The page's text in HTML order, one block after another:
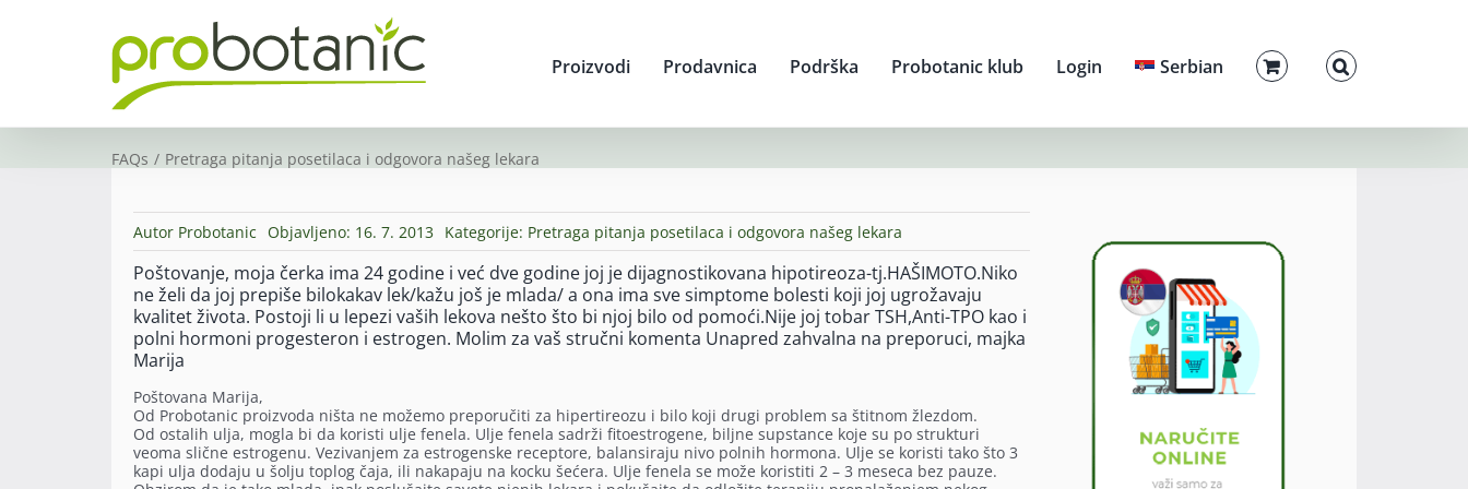
Proizvodi Prodavnica Podrška Probotanic klub Login Serbian
FAQs Pretraga pitanja posetilaca i odgovora našeg lekara
Autor Probotanic Objavljeno: 16. 7. 2013 Kategorije: Pretraga pitanja posetilaca i odgovora našeg lekara
Poštovanje, moja čerka ima 24 godine i već dve godine joj je dijagnostikovana hipotireoza-tj.HAŠIMOTO.Niko
ne želi da joj prepiše bilokakav lek/kažu još je mlada/ a ona ima sve simptome bolesti koji joj ugrožavaju
kvalitet života. Postoji li u lepezi vaših lekova nešto što bi njoj bilo od pomoći.Nije joj tobar TSH,Anti-TPO kao i
polni hormoni progesteron i estrogen. Molim za vaš stručni komenta Unapred zahvalna na preporuci, majka
Marija
Poštovana Marija,
Od Probotanic proizvoda ništa ne možemo preporučiti za hipertireozu i bilo koji drugi problem sa štitnom žlezdom.
Od ostalih ulja, mogla bi da koristi ulje fenela. Ulje fenela sadrži fitoestrogene, biljne supstance koje su po strukturi
veoma slične estrogenu. Vezivanjem za estrogenske receptore, balansiraju nivo polnih hormona. Ulje se koristi tako što 3
kapi ulja dodaju u šolju toplog čaja, ili nakapaju na kocku šećera. Ulje fenela se može koristiti 2 – 3 meseca bez pauze.